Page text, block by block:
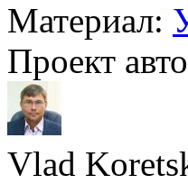
Материал:
Проект
Vlad